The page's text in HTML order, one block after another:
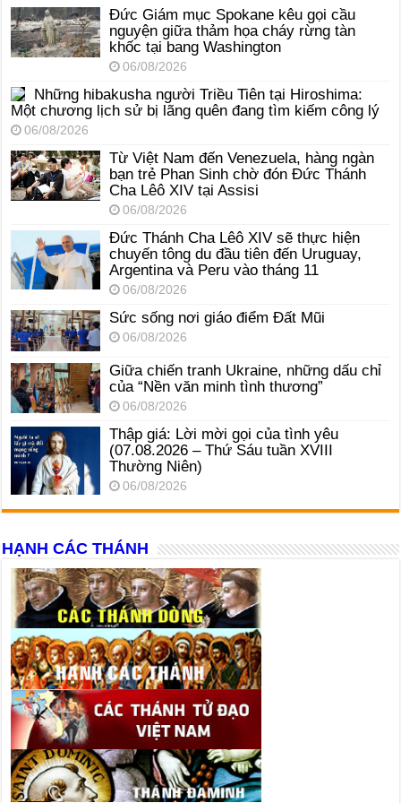
Đức Giám mục Spokane kêu gọi cầu
nguyện giữa thảm họa cháy rừng tàn
khốc tại bang Washington
06/08/2026
Những hibakusha người Triều Tiên tại Hiroshima:
Một chương lịch sử bị lãng quên đang tìm kiếm công lý
06/08/2026
Từ Việt Nam đến Venezuela, hàng ngàn
bạn trẻ Phan Sinh chờ đón Đức Thánh
Cha Lêô XIV tại Assisi
06/08/2026
Đức Thánh Cha Lêô XIV sẽ thực hiện
chuyến tông du đầu tiên đến Uruguay,
Argentina và Peru vào tháng 11
06/08/2026
Sức sống nơi giáo điểm Đất Mũi
06/08/2026
Giữa chiến tranh Ukraine, những dấu chỉ
của “Nền văn minh tình thương”
06/08/2026
Thập giá: Lời mời gọi của tình yêu
(07.08.2026 – Thứ Sáu tuần XVIII
Thường Niên)
06/08/2026
HẠNH CÁC THÁNH